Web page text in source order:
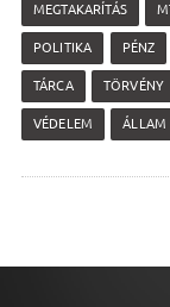
MEGTAKARÍTÁS
POLITIKA PÉNZ
TÁRCA TÖRVÉNY
VÉDELEM ÁLLAM